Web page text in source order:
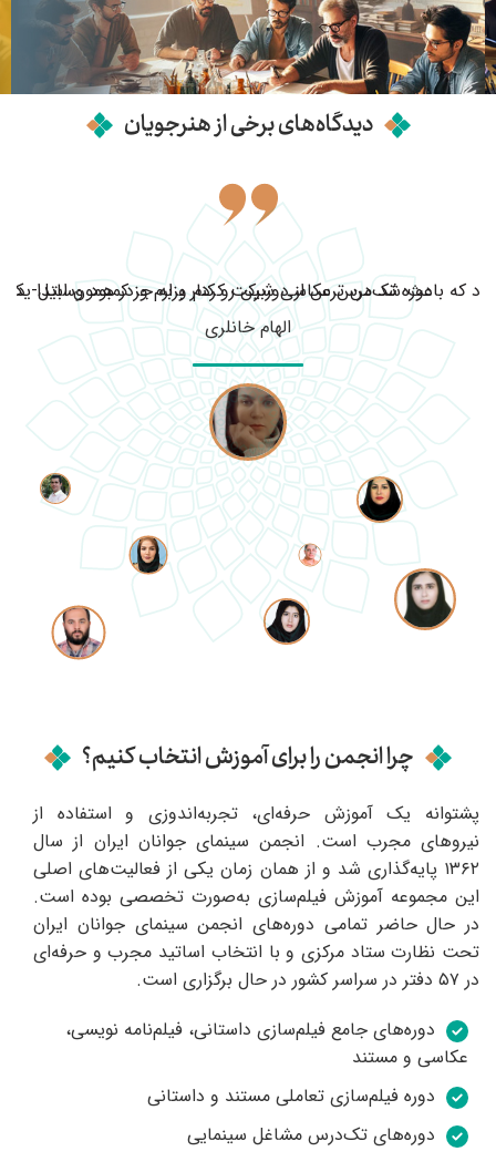
دیدگاه‌های برخی از هنرجویان
که باعث شد من ترس از دوربین رو کنار بزارم و در همون
دوره تک‌درس عکاسی شرکت کردم و به جز کمبود وسایل-
الهام خانلری
چرا انجمن را برای آموزش انتخاب کنیم؟
پشتوانه یک آموزش حرفه‌ای، تجربه‌اندوزی و استفاده از
نیروهای مجرب است. انجمن سینمای جوانان ایران از سال
۱۳۶۲ پایه‌گذاری شد و از همان زمان یکی از فعالیت‌های اصلی
این مجموعه آموزش فیلم‌سازی به‌صورت تخصصی بوده است.
در حال حاضر تمامی دوره‌های انجمن سینمای جوانان ایران
تحت نظارت ستاد مرکزی و با انتخاب اساتید مجرب و حرفه‌ای
در ۵۷ دفتر در سراسر کشور در حال برگزاری است.
دوره‌های جامع فیلم‌سازی داستانی، فیلم‌نامه نویسی،
عکاسی و مستند
دوره فیلم‌سازی تعاملی مستند و داستانی
دوره‌های تک‌درس مشاغل سینمایی